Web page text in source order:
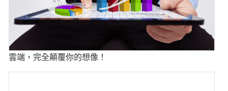
雲端，完全顛覆你的想像！